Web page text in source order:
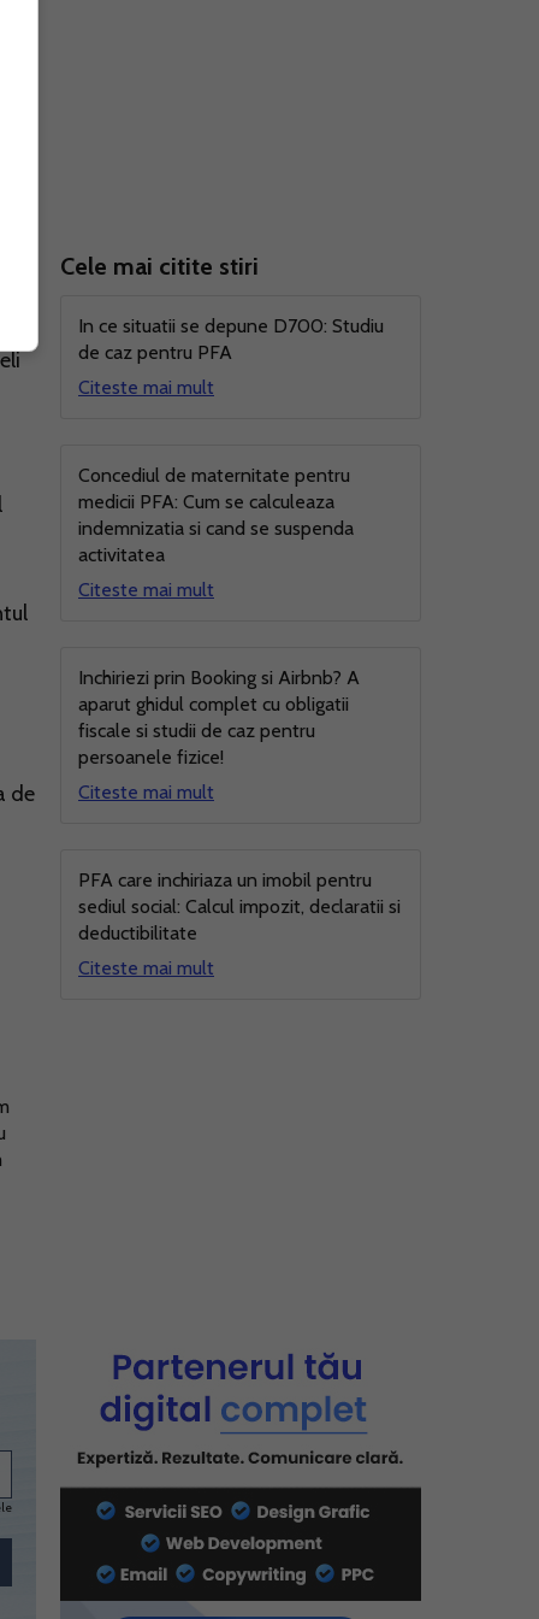
de
Cele mai citite stiri
In ce situatii se depune D700: Studiu
de caz pentru PFA
Citeste mai mult
Concediul de maternitate pentru
medicii PFA: Cum se calculeaza
indemnizatia si cand se suspenda
activitatea
Citeste mai mult
Inchiriezi prin Booking si Airbnb? A
aparut ghidul complet cu obligatii
fiscale si studii de caz pentru
persoanele fizice!
Citeste mai mult
PFA care inchiriaza un imobil pentru
sediul social: Calcul impozit, declaratii si
deductibilitate
Citeste mai mult